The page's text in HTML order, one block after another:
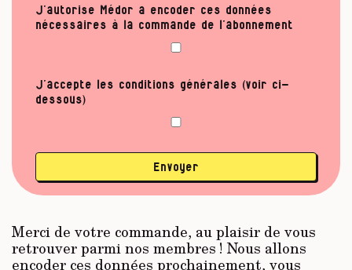
J’autorise Médor a encoder ces données
nécessaires à la commande de l’abonnement
J’accepte les conditions générales (voir ci-
dessous)
Envoyer
Merci de votre commande, au plaisir de vous
retrouver parmi nos membres ! Nous allons
encoder ces données prochainement, vous